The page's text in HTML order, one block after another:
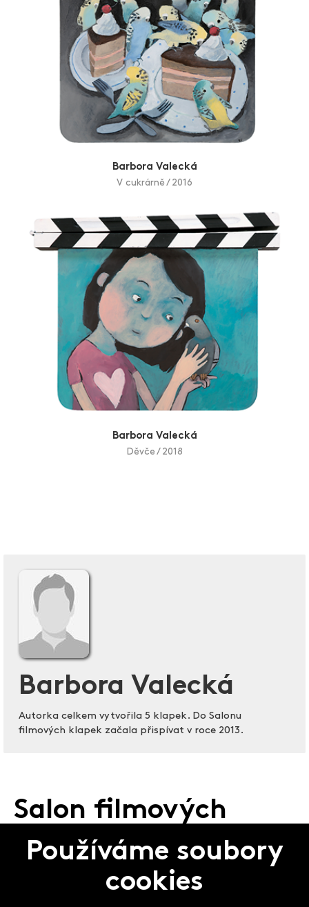
Barbora Valecká
V cukrárně / 2016
Barbora Valecká
Děvče / 2018
Barbora Valecká
Autorka celkem vytvořila 5 klapek. Do Salonu
filmových klapek začala přispívat v roce 2013.
Salon filmových
klapek
Používáme soubory
cookies